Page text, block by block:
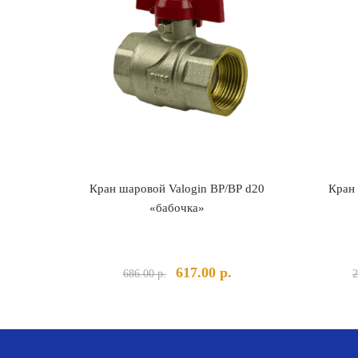
Кран шаровой Valogin ВР/ВР d20
«бабочка»
686.00р.
Первоначальная
686.00 р..
617.00 р.
Кран